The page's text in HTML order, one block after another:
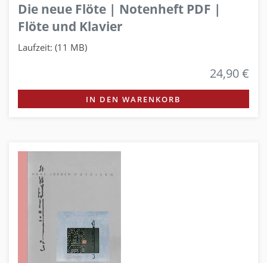
Die neue Flöte | Notenheft PDF |
Flöte und Klavier
Laufzeit: (11 MB)
24,90 €
IN DEN WARENKORB